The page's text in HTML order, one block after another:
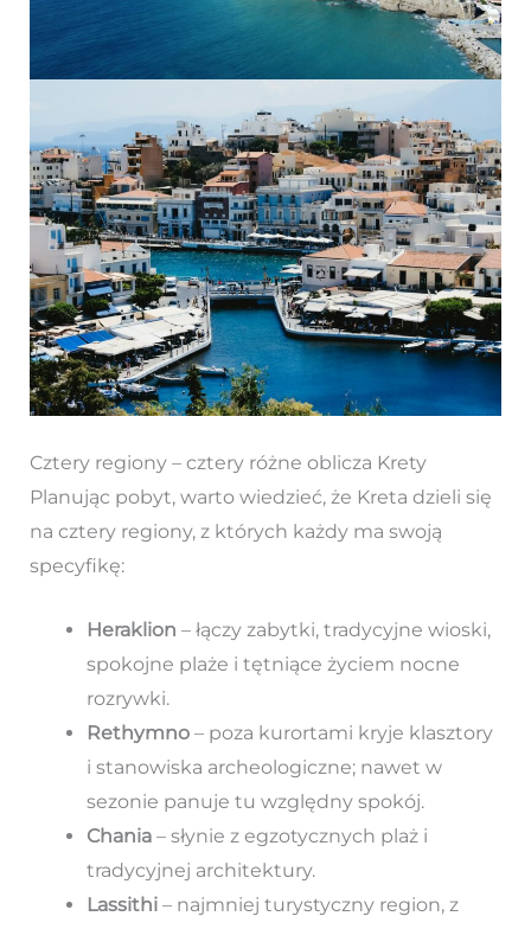
Cztery regiony – cztery różne oblicza Krety
Planując pobyt, warto wiedzieć, że Kreta dzieli się
na cztery regiony, z których każdy ma swoją
specyfikę:
Heraklion – łączy zabytki, tradycyjne wioski,
spokojne plaże i tętniące życiem nocne
rozrywki.
Rethymno– poza kurortami kryje klasztory
i stanowiska archeologiczne; nawet w
sezonie panuje tu względny spokój.
Chania– słynie z egzotycznych plaż i
tradycyjnej architektury.
Lassithi– najmniej turystyczny region, z